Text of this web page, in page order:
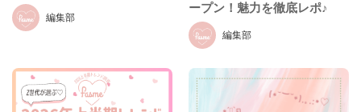
編集部
TOKYO」
編集部
ープン！魅力を徹底レポ♪